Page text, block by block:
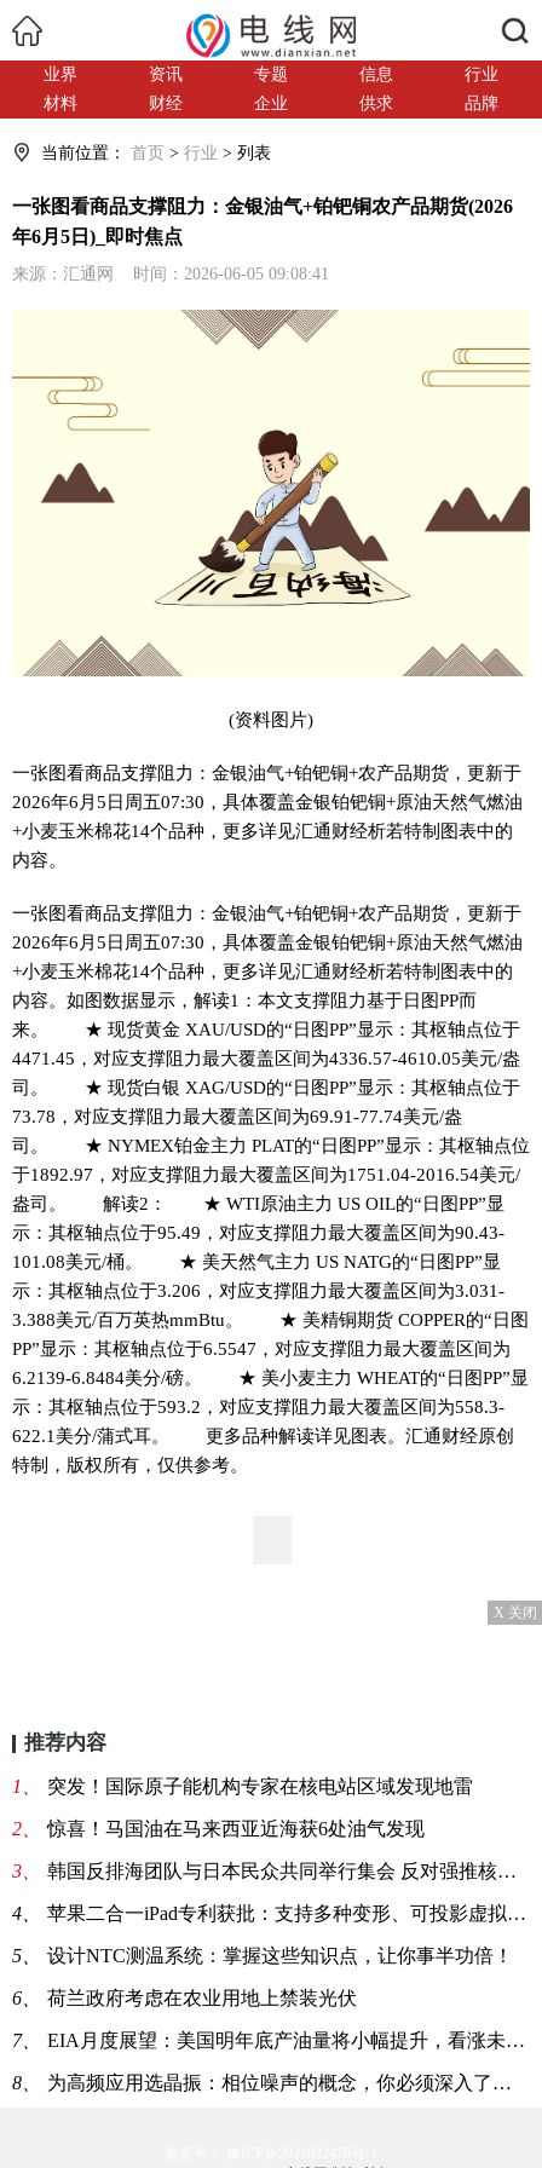
业界 资讯 专题 信息
行业
材料
财经 企业 供求 品牌
当前位置： 首页 > 行业 > 列表
一张图看商品支撑阻力：金银油气+铂钯铜农产品期货(2026
年6月5日)_即时焦点
来源：汇通网 时间：2026-06-05 09:08:41
(资料图片)
一张图看商品支撑阻力：金银油气+铂钯铜+农产品期货，更新于
2026年6月5日周五07:30，具体覆盖金银铂钯铜+原油天然气燃油
+小麦玉米棉花14个品种，更多详见汇通财经析若特制图表中的
内容。
一张图看商品支撑阻力：金银油气+铂钯铜+农产品期货，更新于
2026年6月5日周五07:30，具体覆盖金银铂钯铜+原油天然气燃油
+小麦玉米棉花14个品种，更多详见汇通财经析若特制图表中的
内容。如图数据显示，解读1：本文支撑阻力基于日图PP而
来。 ★ 现货黄金 XAU/USD的“日图PP”显示：其枢轴点位于
4471.45，对应支撑阻力最大覆盖区间为4336.57-4610.05美元/盎
司。 ★ 现货白银 XAG/USD的“日图PP”显示：其枢轴点位于
73.78，对应支撑阻力最大覆盖区间为69.91-77.74美元/盎
司。 ★ NYMEX铂金主力 PLAT的“日图PP”显示：其枢轴点位
于1892.97，对应支撑阻力最大覆盖区间为1751.04-2016.54美元/
盎司。 解读2： ★ WTI原油主力 US OIL的“日图PP”显
示：其枢轴点位于95.49，对应支撑阻力最大覆盖区间为90.43-
101.08美元/桶。 ★ 美天然气主力 US NATG的“日图PP”显
示：其枢轴点位于3.206，对应支撑阻力最大覆盖区间为3.031-
3.388美元/百万英热mmBtu。 ★ 美精铜期货 COPPER的“日图
PP”显示：其枢轴点位于6.5547，对应支撑阻力最大覆盖区间为
6.2139-6.8484美分/磅。 ★ 美小麦主力 WHEAT的“日图PP”显
示：其枢轴点位于593.2，对应支撑阻力最大覆盖区间为558.3-
622.1美分/蒲式耳。 更多品种解读详见图表。汇通财经原创
特制，版权所有，仅供参考。
X 关闭
推荐内容
1、 突发！国际原子能机构专家在核电站区域发现地雷
2、 惊喜！马国油在马来西亚近海获6处油气发现
3、 韩国反排海团队与日本民众共同举行集会 反对强推核污染水排海
4、 苹果二合一iPad专利获批：支持多种变形、可投影虚拟键盘
5、 设计NTC测温系统：掌握这些知识点，让你事半功倍！
6、 荷兰政府考虑在农业用地上禁装光伏
7、 EIA月度展望：美国明年底产油量将小幅提升，看涨未来油价
8、 为高频应用选晶振：相位噪声的概念，你必须深入了解一下！